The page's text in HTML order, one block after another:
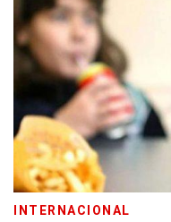
INTERNACIONAL